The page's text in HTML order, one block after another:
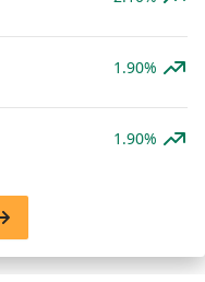
1.90%
1.90%